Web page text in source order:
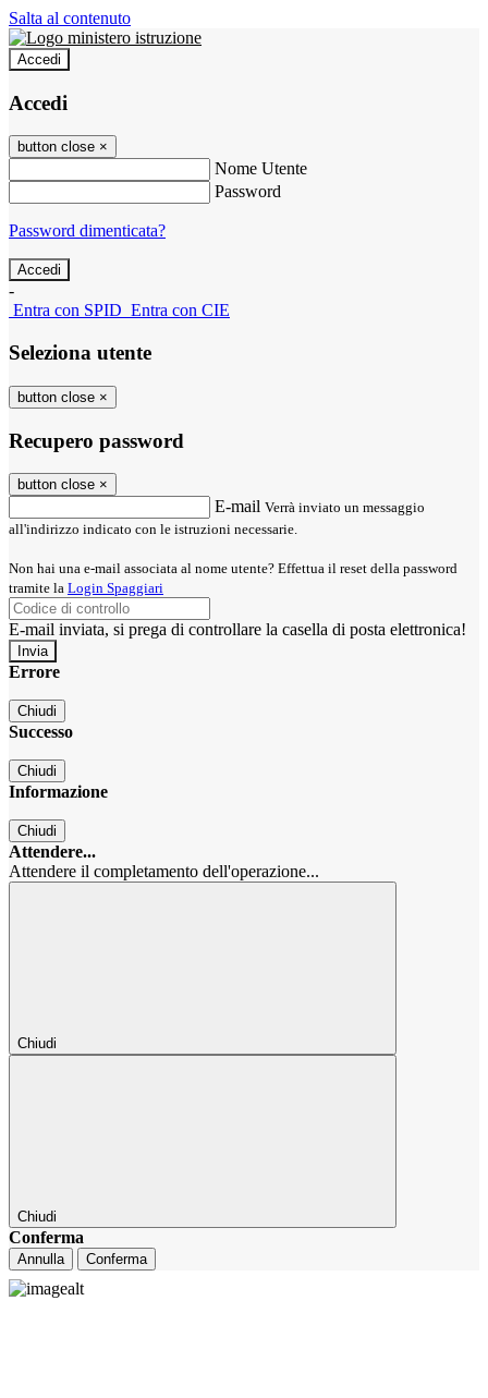
Salta al contenuto
Accedi
Accedi
button close ×
Nome Utente
Password
Password dimenticata?
-
Entra con SPID Entra con CIE
Seleziona utente
button close ×
Recupero password
button close ×
E-mail Verrà inviato un messaggio
all'indirizzo indicato con le istruzioni necessarie.
Non hai una e-mail associata al nome utente? Effettua il reset della password
tramite la Login Spaggiari
E-mail inviata, si prega di controllare la casella di posta elettronica!
Errore
Chiudi
Successo
Chiudi
Informazione
Chiudi
Attendere...
Attendere il completamento dell'operazione...
Chiudi
Chiudi
Conferma
Annulla Conferma